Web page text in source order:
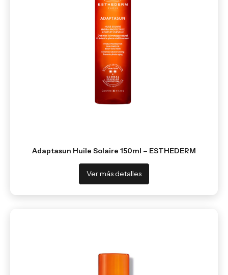
Adaptasun Huile Solaire 150ml – ESTHEDERM
Ver más detalles